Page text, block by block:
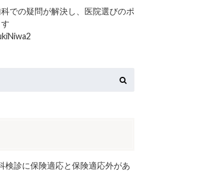
での疑問が解決し、医院選びのポ
検診に保険適応と保険適応外があ